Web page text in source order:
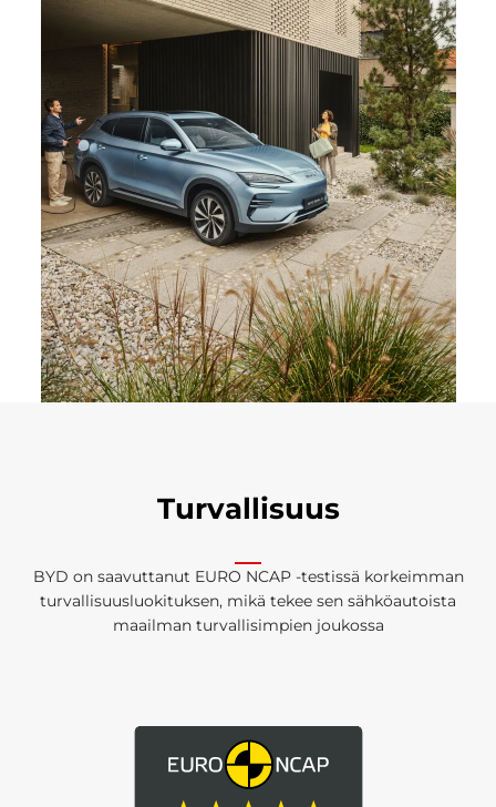
Turvallisuus
BYD on saavuttanut EURO NCAP -testissä korkeimman
turvallisuusluokituksen, mikä tekee sen sähköautoista
maailman turvallisimpien joukossa